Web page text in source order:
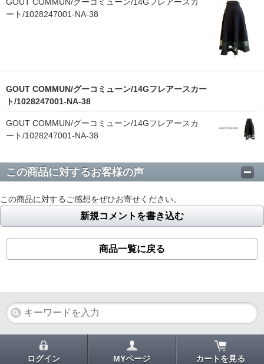
GOUT COMMUN/グーコミューン/14Gフレアースカ
ート/1028247001-NA-38
GOUT COMMUN/グーコミューン/14Gフレアースカー
ト/1028247001-NA-38
GOUT COMMUN/グーコミューン/14Gフレアースカ
ート/1028247001-NA-38
この商品に対するお客様の声
この商品に対するご感想をぜひお寄せください。
新規コメントを書き込む
商品一覧に戻る
ログイン MYページ カートを見る